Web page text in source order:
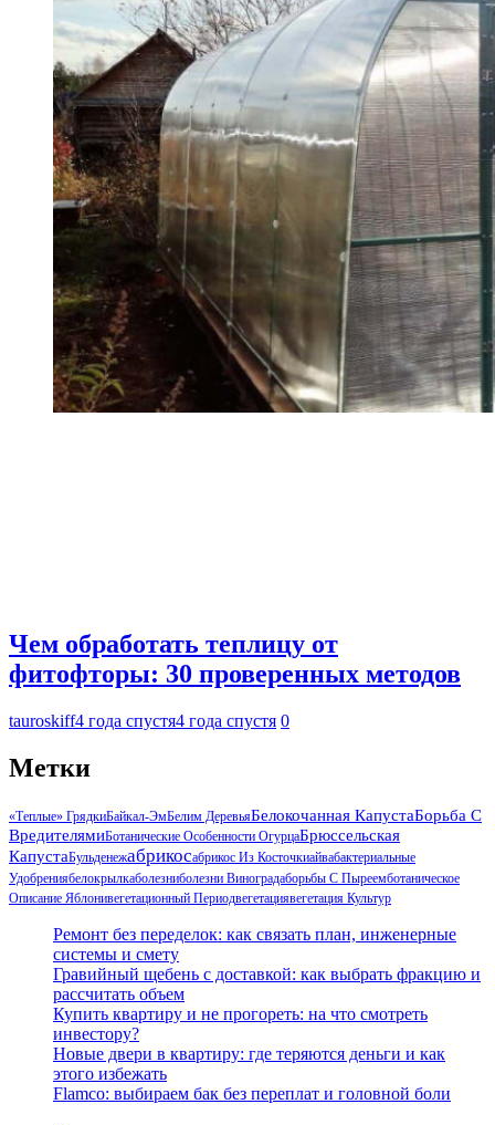
Чем обработать теплицу от
фитофторы: 30 проверенных методов
tauroskiff4 года спустя4 года спустя 0
Метки
«Теплые» ГрядкиБайкал-ЭмБелим ДеревьяБелокочанная КапустаБорьба С
ВредителямиБотанические Особенности ОгурцаБрюссельская
КапустаБульденежАбрикосАбрикос Из КосточкиАйваБактериальные
УдобренияБелокрылкаБолезниБолезни ВиноградаБорьбы С ПыреемБотаническое
Описание ЯблониВегетационный ПериодВегетацияВегетация Культур
Ремонт без переделок: как связать план, инженерные
системы и смету
Гравийный щебень с доставкой: как выбрать фракцию и
рассчитать объем
Купить квартиру и не прогореть: на что смотреть
инвестору?
Новые двери в квартиру: где теряются деньги и как
этого избежать
Flamco: выбираем бак без переплат и головной боли